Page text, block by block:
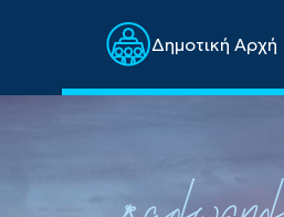
Δημοτική Αρχή